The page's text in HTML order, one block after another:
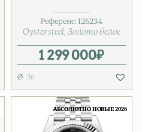
Референс: 126234
Oystersteel Золото белое
1 299 000₽
36
АБСОЛЮТНО НОВЫЕ 2026